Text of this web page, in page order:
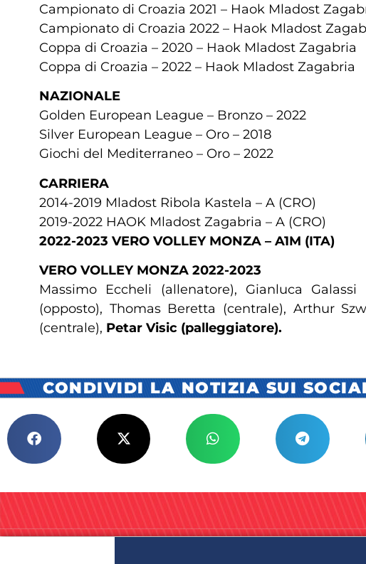
Campionato di Croazia 2021 – Haok Mladost
Campionato di Croazia 2022 – Haok Mladost
Coppa di Croazia – 2020 – Haok Mladost Zagabria
Coppa di Croazia – 2022 – Haok Mladost Zagabria
NAZIONALE
Golden European League – Bronzo – 2022
Silver European League – Oro – 2018
Giochi del Mediterraneo – Oro – 2022
CARRIERA
2014-2019 Mladost Ribola Kastela – A (CRO)
2019-2022 HAOK Mladost Zagabria – A (CRO)
2022-2023 VERO VOLLEY MONZA – A1M (ITA)
VERO VOLLEY MONZA 2022-2023
Massimo Eccheli (allenatore), Gianluca
(opposto), Thomas Beretta (centrale), Arthur
(centrale), Petar Visic (palleggiatore).
CONDIVIDI LA NOTIZIA SUI